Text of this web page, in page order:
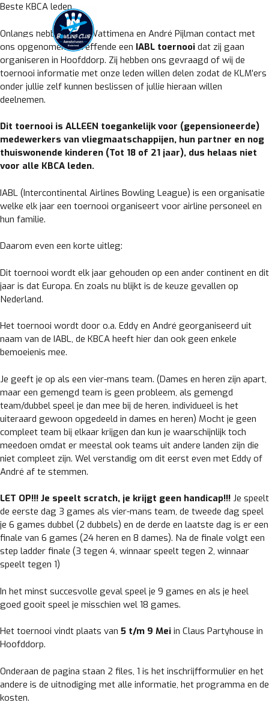
Skip
content
Beste KBCA leden,
Onlangs hebben Eddy Wattimena en André Pijlman contact met
ons opgenomen betreffende een IABL toernooi dat zij gaan
organiseren in Hoofddorp. Zij hebben ons gevraagd of wij de
toernooi informatie met onze leden willen delen zodat de KLM’ers
onder jullie zelf kunnen beslissen of jullie hieraan willen
deelnemen.
Dit toernooi is ALLEEN toegankelijk voor (gepensioneerde)
medewerkers van vliegmaatschappijen, hun partner en nog
thuiswonende kinderen (Tot 18 of 21 jaar), dus helaas niet
voor alle KBCA leden.
IABL (Intercontinental Airlines Bowling League) is een organisatie
welke elk jaar een toernooi organiseert voor airline personeel en
hun familie.
Daarom even een korte uitleg:
Dit toernooi wordt elk jaar gehouden op een ander continent en dit
jaar is dat Europa. En zoals nu blijkt is de keuze gevallen op
Nederland.
Het toernooi wordt door o.a. Eddy en André georganiseerd uit
naam van de IABL, de KBCA heeft hier dan ook geen enkele
bemoeienis mee.
Je geeft je op als een vier-mans team. (Dames en heren zijn apart,
maar een gemengd team is geen probleem, als gemengd
team/dubbel speel je dan mee bij de heren, individueel is het
uiteraard gewoon opgedeeld in dames en heren) Mocht je geen
compleet team bij elkaar krijgen dan kun je waarschijnlijk toch
meedoen omdat er meestal ook teams uit andere landen zijn die
niet compleet zijn. Wel verstandig om dit eerst even met Eddy of
André af te stemmen.
LET OP!!! Je speelt scratch, je krijgt geen handicap!!! Je speelt
de eerste dag 3 games als vier-mans team, de tweede dag speel
je 6 games dubbel (2 dubbels) en de derde en laatste dag is er een
finale van 6 games (24 heren en 8 dames). Na de finale volgt een
step ladder finale (3 tegen 4, winnaar speelt tegen 2, winnaar
speelt tegen 1)
In het minst succesvolle geval speel je 9 games en als je heel
goed gooit speel je misschien wel 18 games.
Het toernooi vindt plaats van 5 t/m 9 Mei in Claus Partyhouse in
Hoofddorp.
Onderaan de pagina staan 2 files, 1 is het inschrijfformulier en het
andere is de uitnodiging met alle informatie, het programma en de
kosten.